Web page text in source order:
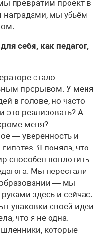
превратим проект в
наградами, мы убьём
себя, как педагог,
стало
прорывом. У меня
в голове, но часто
реализовать? А
меня?
— уверенность и
Я поняла, что
способен воплотить
Мы перестали
— мы
здесь и сейчас.
упаковки своей идеи
что я не одна.
которые